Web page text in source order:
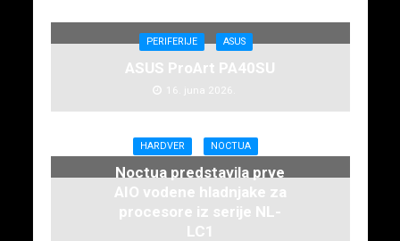
PERIFERIJE ASUS
ASUS ProArt PA40SU
16. juna 2026.
HARDVER NOCTUA
Noctua predstavila prve
AIO vodene hladnjake za
procesore iz serije NL-
LC1